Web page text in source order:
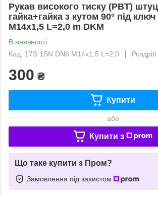
Рукав високого тиску (РВT)
гайка+гайка з кутом 90° під
М14х1,5 L=2,0 m DKM
В наявності
Код: 17S 1SN DN6 М14х1,5 L=2,0
Роздріб
300 ₴
Купити
або
Купити з
Що таке купити з Пром?
Замовлення під захистом